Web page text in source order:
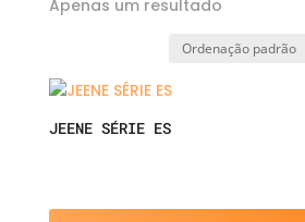
Apenas um resultado
JEENE SÉRIE ES